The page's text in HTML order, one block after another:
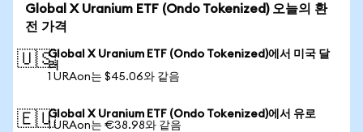
Global X Uranium ETF (Ondo Tokenized) 오늘의 환
전 가격
🇺🇸Global X Uranium ETF (Ondo Tokenized)에서 미국 달
러
1 URAon는 $45.06와 같음
🇪🇺Global X Uranium ETF (Ondo Tokenized)에서 유로
1 URAon는 €38.98와 같음